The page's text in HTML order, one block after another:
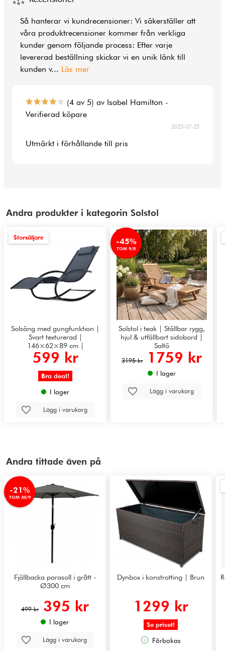
Så hanterar vi kundrecensioner: Vi säkerställer att
våra produktrecensioner kommer från verkliga
kunder genom följande process: Efter varje
levererad beställning skickar vi en unik länk till
kunden v... Läs mer
(4 av 5) av Isabel Hamilton -
Verifierad köpare
2025-07-25
Utmärkt i förhållande till pris
Andra produkter i kategorin Solstol
Storsäljare
Solsäng med gungfunktion |
Svart texturerad |
146×62×89 cm |
Havstenssund 2026
599 kr
Bra deal!
I lager
Lägg i varukorg
-45%
TOM 9/8
Solstol i teak | Ställbar rygg,
hjul & utfällbart sidobord |
Saltö
3195 kr 1759 kr
I lager
Lägg i varukorg
Andra tittade även på
-21%
TOM 30/9
Fjällbacka parasoll i grått -
Ø300 cm
499 kr 395 kr
I lager
Lägg i varukorg
Dynbox i konstrotting | Brun
1299 kr
Se priset!
Förbokas